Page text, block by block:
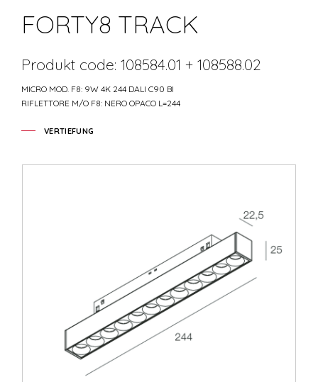
FORTY8 TRACK
Produkt code: 108584.01 + 108588.02
MICRO MOD. F8: 9W 4K 244 DALI C90 BI
RIFLETTORE M/O F8: NERO OPACO L=244
VERTIEFUNG